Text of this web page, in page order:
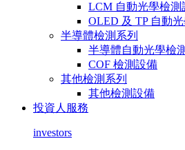
LCM 自動光學檢測
OLED 及 TP 自動
半導體檢測系列
半導體自動光學檢
COF 檢測設備
其他檢測系列
其他檢測設備
投資人服務
investors